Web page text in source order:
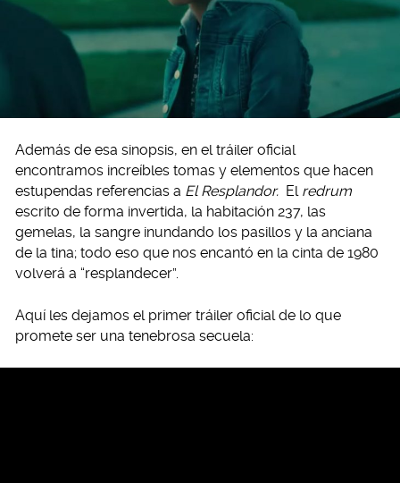
Además de esa sinopsis, en el tráiler oficial
encontramos increíbles tomas y elementos que hacen
estupendas referencias a El Resplandor. El redrum
escrito de forma invertida, la habitación 237, las
gemelas, la sangre inundando los pasillos y la anciana
de la tina; todo eso que nos encantó en la cinta de 1980
volverá a “resplandecer”.
Aquí les dejamos el primer tráiler oficial de lo que
promete ser una tenebrosa secuela: